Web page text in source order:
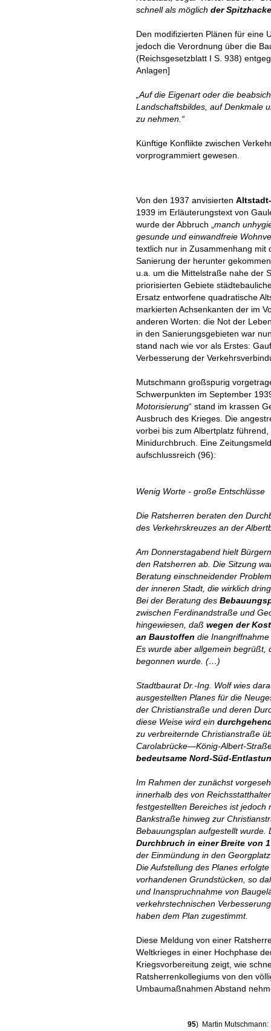
schnell als möglich der
Den modifizierten Plänen für eine
jedoch die Verordnung über die
(Reichsgesetzblatt I S. 938)
Anlagen]
„Auf die Eigenart oder die
Landschaftsbildes, auf Denkmale
zu nehmen.“
Künftige Konflikte zwischen
vorprogrammiert gewesen.
Von den 1937 anvisierten
1939 im Erläuterungstext von
wurde der Abbruch „ manch
gesunde und einwandfreie
textlich nur in Zusammenhang mit
Sanierung der herunter
u.a. um die Mittelstraße nahe der
priorisierten Gebiete
Ersatz entworfene quadratische
markierten Achsenkanten der im
anderen Worten: die Not der
in den Sanierungsgebieten war
stand nach wie vor als Erstes:
Verbesserung der
Mutschmann großspurig
Schwerpunkten im September
Motorisierung“ stand im krassen
Ausbruch des Krieges. Die
vorbei bis zum Albertplatz
Minidurchbruch. Eine
aufschlussreich (96):
Wenig Worte - große Entschlüsse
Die Ratsherren beraten den
des Verkehrskreuzes an der
Am Donnerstagabend hielt
den Ratsherren ab. Die Sitzung
Beratung einschneidender
der inneren Stadt, die wirklich
Bei der Beratung des
zwischen Ferdinandstraße und
hingewiesen, daß wegen der
an Baustoffen die
Es wurde aber allgemein begrüßt,
begonnen wurde. (…)
Stadtbaurat Dr.-Ing. Wolf wies
ausgestellten Planes für die
der Christianstraße und deren
diese Weise wird ein
zu verbreiternde Christianstraße
Carolabrücke—König-Albert-
bedeutsame Nord-Süd-
Im Rahmen der zunächst
innerhalb des von
festgestellten Bereiches ist
Bankstraße hinweg zur
Bebauungsplan aufgestellt wurde.
Durchbruch in einer Breite von
der Einmündung in den
Die Aufstellung des Planes
vorhandenen Grundstücken, so
und Inanspruchnahme von
verkehrstechnischen
haben dem Plan zugestimmt.
Diese Meldung von einer
Weltkrieges in einer Hochphase
Kriegsvorbereitung zeigt, wie
Ratsherrenkollegiums von den
Umbaumaßnahmen Abstand
95) Martin Mutschmann: